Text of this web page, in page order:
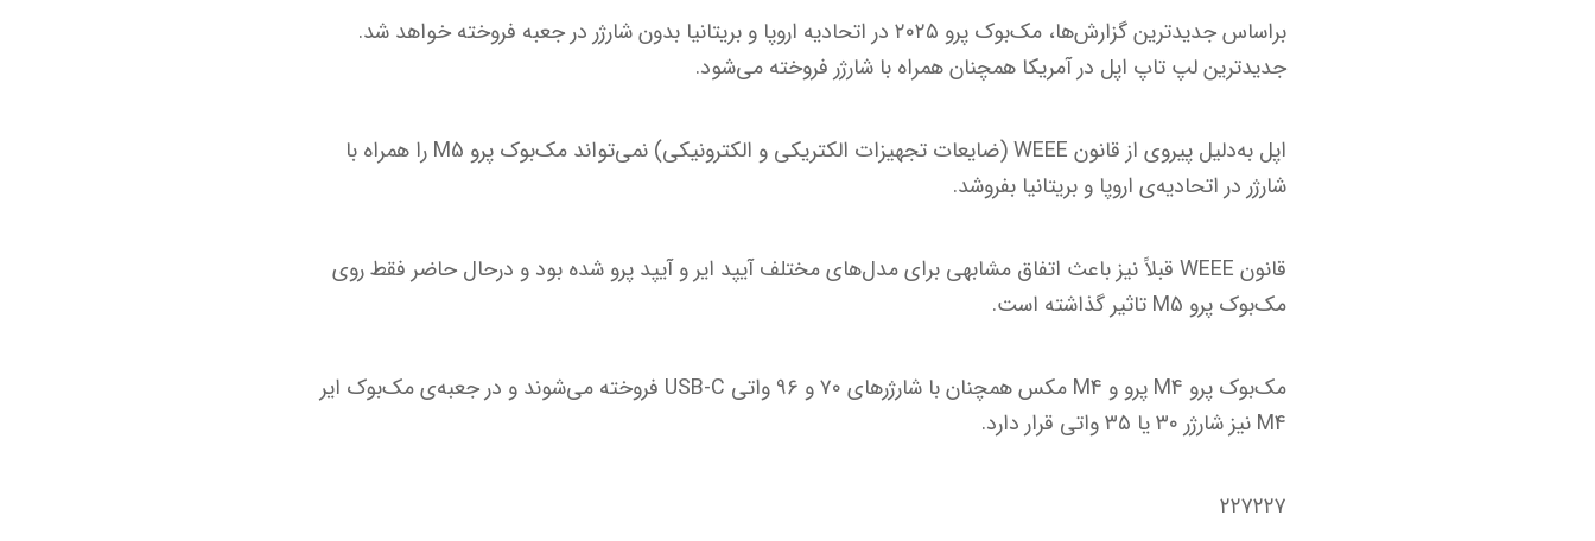
براساس جدیدترین گزارش‌ها، مک‌بوک پرو ۲۰۲۵ در اتحادیه اروپا و بریتانیا بدون شارژر در جعبه فروخته خواهد شد.
جدیدترین لپ تاپ اپل در آمریکا همچنان همراه با شارژر فروخته می‌شود.
اپل به‌دلیل پیروی از قانون WEEE (ضایعات تجهیزات الکتریکی و الکترونیکی) نمی‌تواند مک‌بوک پرو M5 را همراه با
شارژر در اتحادیه‌ی اروپا و بریتانیا بفروشد.
قانون WEEE قبلاً نیز باعث اتفاق مشابهی برای مدل‌های مختلف آیپد ایر و آیپد پرو شده بود و درحال حاضر فقط روی
مک‌بوک پرو M5 تاثیر گذاشته است.
مک‌بوک پرو M4 پرو و M4 مکس همچنان با شارژرهای ۷۰ و ۹۶ واتی USB-C فروخته می‌شوند و در جعبه‌ی مک‌بوک ایر
M4 نیز شارژر ۳۰ یا ۳۵ واتی قرار دارد.
۲۲۷۲۲۷